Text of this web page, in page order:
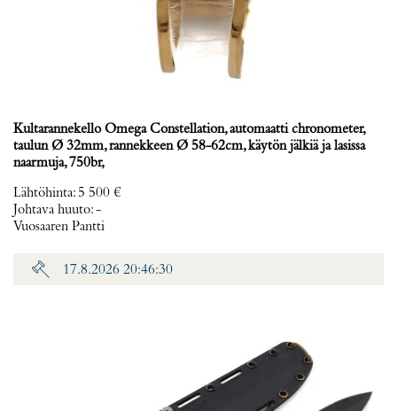
Kultarannekello Omega Constellation, automaatti chronometer,
taulun Ø 32mm, rannekkeen Ø 58-62cm, käytön jälkiä ja lasissa
naarmuja, 750br,
Lähtöhinta: 5 500 €
Johtava huuto:-
Vuosaaren Pantti
17.8.2026 20:46:30